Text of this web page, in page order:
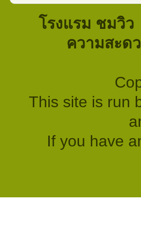
โรงแรม ชมวิว
ความสะด
This site is run
If you have